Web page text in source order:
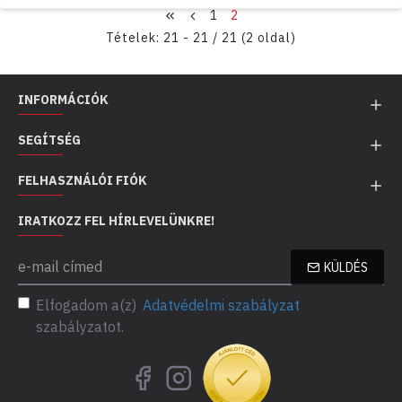
180 cm vagy hosszabb karók
növekedésűparadicsomhoz vagy futónövényekhez
paradicsomkarókkülönösen stabilak, ezért nagyobb
növényeknél ajánlottak.
1
2
Tételek: 21 - 21 / 21 (2 oldal)
INFORMÁCIÓK
SEGÍTSÉG
FELHASZNÁLÓI FIÓK
IRATKOZZ FEL HÍRLEVELÜNKRE!
KÜLDÉS
Elfogadom a(z) Adatvédelmi szabályzat
szabályzatot.